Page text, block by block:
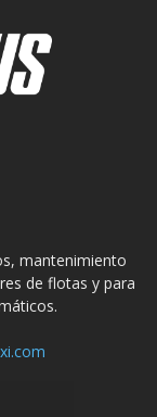
mantenimiento
de flotas y para